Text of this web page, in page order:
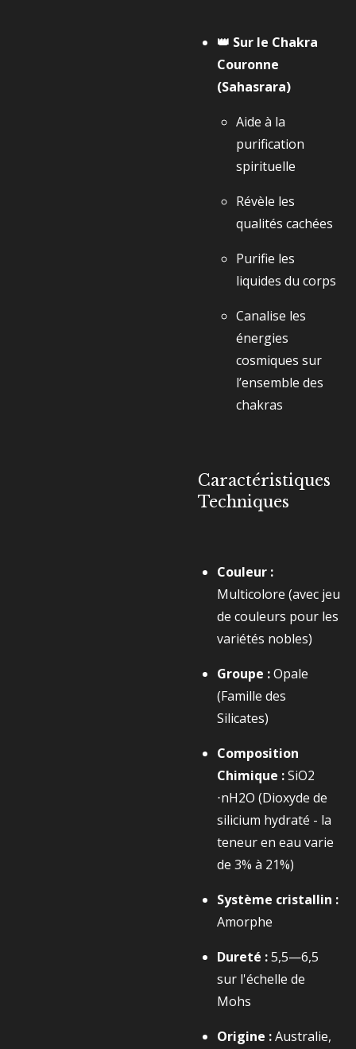
👑 Sur le Chakra
Couronne
(Sahasrara)
Aide à la
purification
spirituelle
Révèle les
qualités cachées
Purifie les
liquides du corps
Canalise les
énergies
cosmiques sur
l’ensemble des
chakras
Caractéristiques
Techniques
Couleur :
Multicolore (avec jeu
de couleurs pour les
variétés nobles)
Groupe :Opale
(Famille des
Silicates)
Composition
Chimique :SiO2​
⋅nH2​O (Dioxyde de
silicium hydraté - la
teneur en eau varie
de 3% à 21%)
Système cristallin :
Amorphe
Dureté :5,5—6,5
sur l'échelle de
Mohs
Origine :Australie,